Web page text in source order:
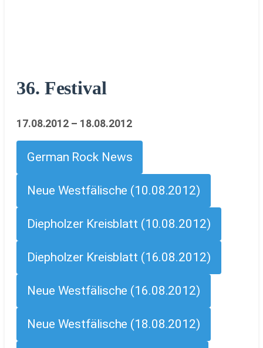
36. Festival
17.08.2012 – 18.08.2012
German Rock News
Neue Westfälische (10.08.2012)
Diepholzer Kreisblatt (10.08.2012)
Diepholzer Kreisblatt (16.08.2012)
Neue Westfälische (16.08.2012)
Neue Westfälische (18.08.2012)